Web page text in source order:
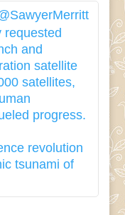
requested
and
satellite
satellites,
progress.
revolution
tsunami of